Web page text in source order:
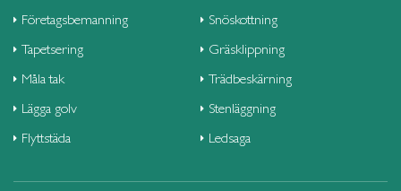
Företagsbemanning
Tapetsering
Måla tak
Lägga golv
Flyttstäda
Snöskottning
Gräsklippning
Trädbeskärning
Stenläggning
Ledsaga